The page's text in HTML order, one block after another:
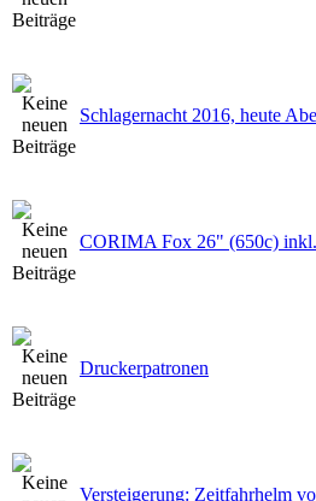
Schlagernacht 2016, heute
CORIMA Fox 26" (650c)
Druckerpatronen
Versteigerung: Zeitfahrhelm